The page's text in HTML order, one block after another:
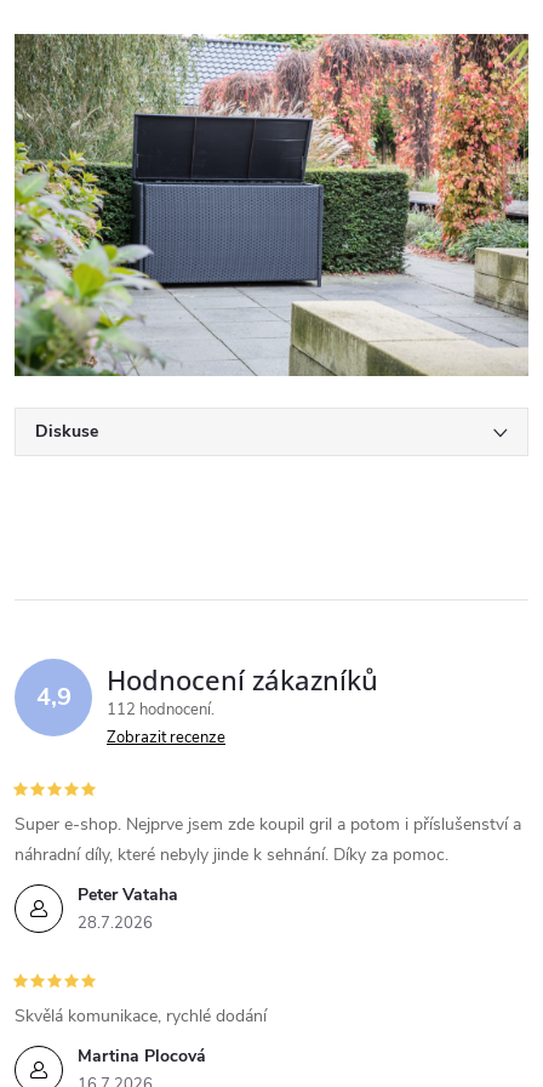
Diskuse
4,9 Hodnocení zákazníků
112 hodnocení
Zobrazit recenze
Peter Vataha
28.7.2026
Super e-shop. Nejprve jsem zde koupil gril a potom i příslušenství a
náhradní díly, které nebyly jinde k sehnání. Díky za pomoc.
Martina Plocová
Skvělá komunikace, rychlé dodání